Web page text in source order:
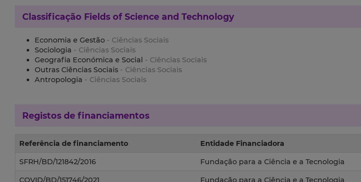
Classificação Fields of Science and Technology
Economia e Gestão - Ciências Sociais
Sociologia - Ciências Sociais
Geografia Económica e Social - Ciências Sociais
Outras Ciências Sociais - Ciências Sociais
Antropologia - Ciências Sociais
Registos de financiamentos
Referência de financiamento Entidade Financiadora
SFRH/BD/121842/2016 Fundação para a Ciência e a Tecnologia
COVID/BD/151746/2021 Fundação para a Ciência e a Tecnologia